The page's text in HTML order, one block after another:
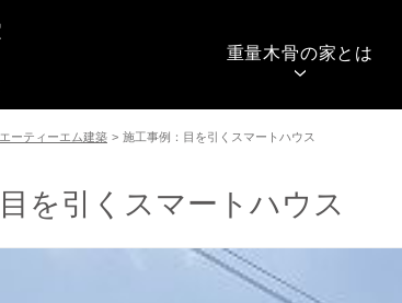
重量木骨の家とは
エーティーエム建築 > 施工事例：目を引くスマートハウス
目を引くスマートハウス